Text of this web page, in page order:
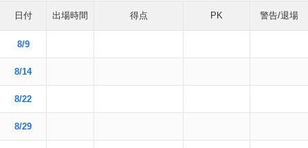
日付 出場時間 得点 PK 警告/退場
8/9
8/14
8/22
8/29